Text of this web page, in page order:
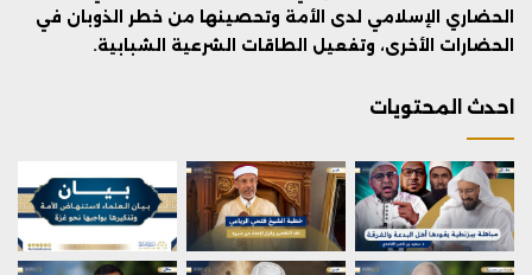
الحضاري الإسلامي لدى الأمة وتحصينها من خطر الذوبان في
الحضارات الأخرى، وتفعيل الطاقات الشرعية الشبابية.
احدث المحتويات